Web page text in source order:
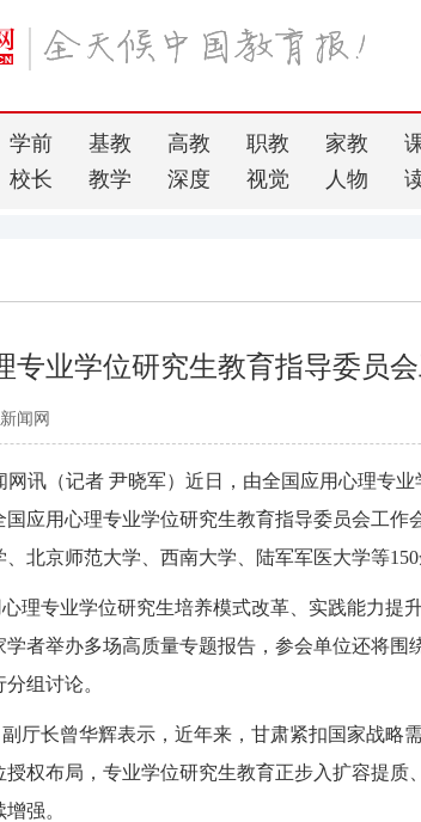
学前 基教 高教 职教 家教
校长 教学 深度 视觉 人物
专业学位研究生教育指导委员
闻网
网讯（记者 尹晓军） 近日，由全国应用心理专业
国应用心理专业学位研究生教育指导委员会工作
北京师范大学、西南大学、陆军军医大学等150
理专业学位研究生培养模式改革、实践能力提
者举办多场高质量专题报告，参会单位还将围
组讨论。
厅长曾华辉表示，近年来，甘肃紧扣国家战略
权布局，专业学位研究生教育正步入扩容提质
强。